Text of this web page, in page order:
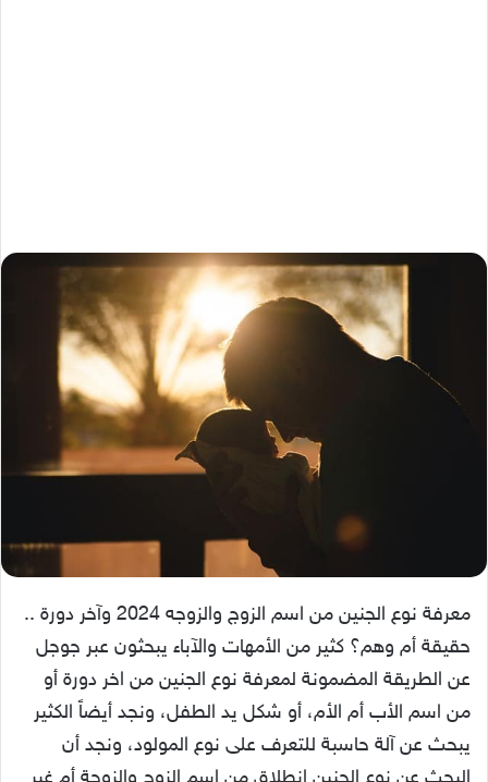
معرفة نوع الجنين من اسم الزوج والزوجه 2024 وآخر دورة ..
حقيقة أم وهم؟ كثير من الأمهات والآباء يبحثون عبر جوجل
عن الطريقة المضمونة لمعرفة نوع الجنين من اخر دورة أو
من اسم الأب أم الأم، أو شكل يد الطفل، ونجد أيضاً الكثير
يبحث عن آلة حاسبة للتعرف على نوع المولود، ونجد أن